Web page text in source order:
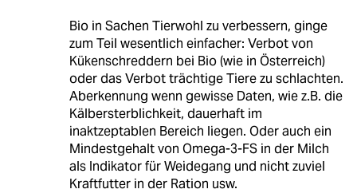
Bio in Sachen Tierwohl zu verbessern, ginge
zum Teil wesentlich einfacher: Verbot von
Kükenschreddern bei Bio (wie in Österreich)
oder das Verbot trächtige Tiere zu schlachten.
Aberkennung wenn gewisse Daten, wie z.B. die
Kälbersterblichkeit, dauerhaft im
inaktzeptablen Bereich liegen. Oder auch ein
Mindestgehalt von Omega-3-FS in der Milch
als Indikator für Weidegang und nicht zuviel
Kraftfutter in der Ration usw.